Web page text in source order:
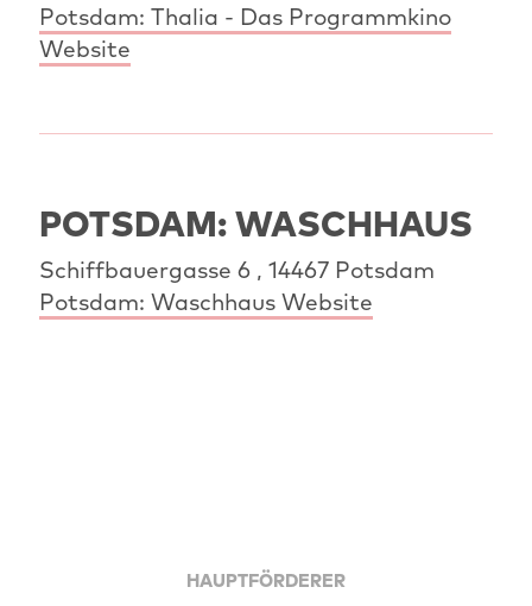
Potsdam: Thalia - Das Programmkino
Website
POTSDAM: WASCHHAUS
Schiffbauergasse 6 , 14467 Potsdam
Potsdam: Waschhaus Website
HAUPTFÖRDERER